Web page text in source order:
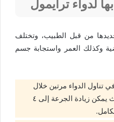
لدواء ترايمول
من قبل الطبيب، وتختلف
وكذلك العمر واستجابة جسم
في تناول الدواء مرتين خلال
اليوم، وإذا كان هناك تلوث يمكن زيادة الجرعة إلى ٤